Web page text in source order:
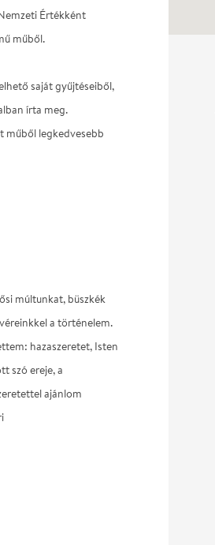
Értékként
műből.
saját gyűjtéseiből,
írta meg.
műből legkedvesebb
múltunkat, büszkék
a történelem.
hazaszeretet, Isten
szó ereje, a
ajánlom